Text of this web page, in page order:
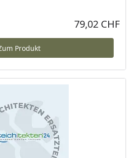
Aktueller Preis
79,02 CHF
Produkt